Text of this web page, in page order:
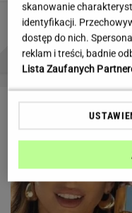
Autorzy:
MIŁOSZ
WIATROWSKI-
PROBLEMY POLSKICH SIATKARZY
skanowanie
identyfikacji.
dostęp do nich.
reklam i treści, badnie
Lista Zaufanych